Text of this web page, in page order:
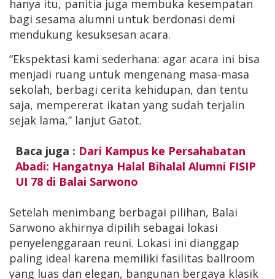
hanya itu, panitia juga membuka kesempatan
bagi sesama alumni untuk berdonasi demi
mendukung kesuksesan acara.
“Ekspektasi kami sederhana: agar acara ini bisa
menjadi ruang untuk mengenang masa-masa
sekolah, berbagi cerita kehidupan, dan tentu
saja, mempererat ikatan yang sudah terjalin
sejak lama,” lanjut Gatot.
Baca juga : Dari Kampus ke Persahabatan
Abadi: Hangatnya Halal Bihalal Alumni FISIP
UI 78 di Balai Sarwono
Setelah menimbang berbagai pilihan, Balai
Sarwono akhirnya dipilih sebagai lokasi
penyelenggaraan reuni. Lokasi ini dianggap
paling ideal karena memiliki fasilitas ballroom
yang luas dan elegan, bangunan bergaya klasik